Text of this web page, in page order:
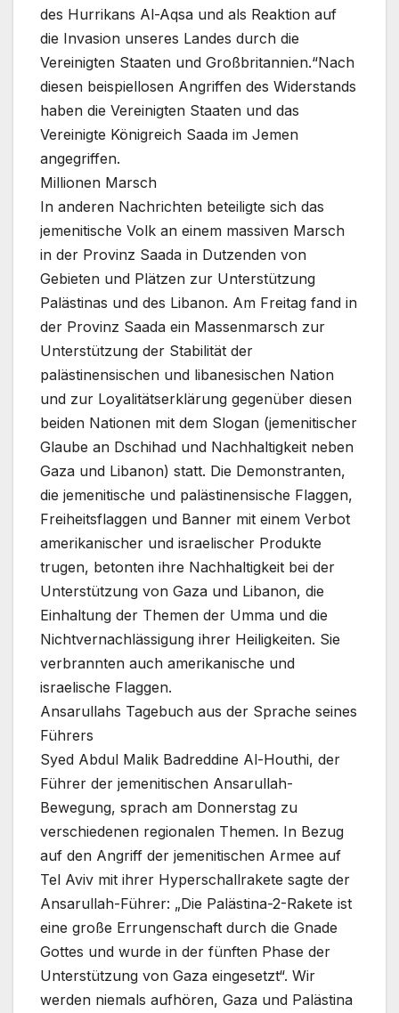
des Hurrikans Al-Aqsa und als Reaktion auf
die Invasion unseres Landes durch die
Vereinigten Staaten und Großbritannien.“Nach
diesen beispiellosen Angriffen des Widerstands
haben die Vereinigten Staaten und das
Vereinigte Königreich Saada im Jemen
angegriffen.
Millionen Marsch
In anderen Nachrichten beteiligte sich das
jemenitische Volk an einem massiven Marsch
in der Provinz Saada in Dutzenden von
Gebieten und Plätzen zur Unterstützung
Palästinas und des Libanon. Am Freitag fand in
der Provinz Saada ein Massenmarsch zur
Unterstützung der Stabilität der
palästinensischen und libanesischen Nation
und zur Loyalitätserklärung gegenüber diesen
beiden Nationen mit dem Slogan (jemenitischer
Glaube an Dschihad und Nachhaltigkeit neben
Gaza und Libanon) statt. Die Demonstranten,
die jemenitische und palästinensische Flaggen,
Freiheitsflaggen und Banner mit einem Verbot
amerikanischer und israelischer Produkte
trugen, betonten ihre Nachhaltigkeit bei der
Unterstützung von Gaza und Libanon, die
Einhaltung der Themen der Umma und die
Nichtvernachlässigung ihrer Heiligkeiten. Sie
verbrannten auch amerikanische und
israelische Flaggen.
Ansarullahs Tagebuch aus der Sprache seines
Führers
Syed Abdul Malik Badreddine Al-Houthi, der
Führer der jemenitischen Ansarullah-
Bewegung, sprach am Donnerstag zu
verschiedenen regionalen Themen. In Bezug
auf den Angriff der jemenitischen Armee auf
Tel Aviv mit ihrer Hyperschallrakete sagte der
Ansarullah-Führer: „Die Palästina-2-Rakete ist
eine große Errungenschaft durch die Gnade
Gottes und wurde in der fünften Phase der
Unterstützung von Gaza eingesetzt“. Wir
werden niemals aufhören, Gaza und Palästina